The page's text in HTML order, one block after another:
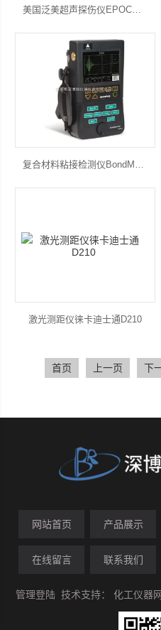
美国泛美超声探伤仪EPOCH 600
复合材料粘接检测仪BondMaster 1000e+
激光测距仪徕卡迪士通D210
首页 上一页 下
网站首页 产品展示
在线留言 联系我们
管理登陆 技术支持：化工仪器